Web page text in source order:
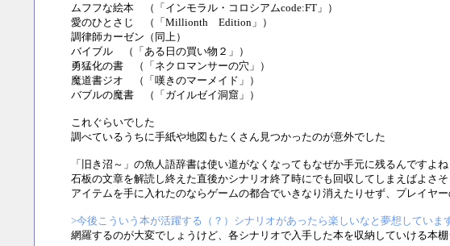
ムフフな絵本 （「インモラル・コロシアムcode:FT」）
愛のひとさじ （「Millionth Edition」）
調律師カーゼン（同上）
バイブル （「ある日の買い物２」）
勇猛化の書 （「ネクロマンサーの穴」）
魔道書ジオ （「嘆きのマーメイド」）
バブルの魔書 （「ガイルゼイ洞窟」）
これぐらいでした
調べているうちに手紙や地図もたくさん見つかったのが意外でした
「旧き沼～」の魚人語辞書は使い道がなくなってもなぜか手元に残るんですよね
石板の文章を解読し終えた直後かシナリオ終了時にでも回収してしまえばよさ
アイテムを手に入れたのならゲームの都合でいきなり消えたりせず、プレイヤ
>今後こういう本が活躍する（？）シナリオがあったら楽しいなと夢想しています
網羅するのが大変でしょうけど、各シナリオで入手した本を収納していける本